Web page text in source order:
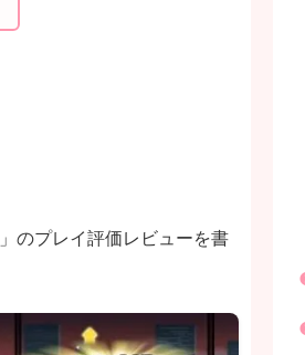
」のプレイ評価レビューを書